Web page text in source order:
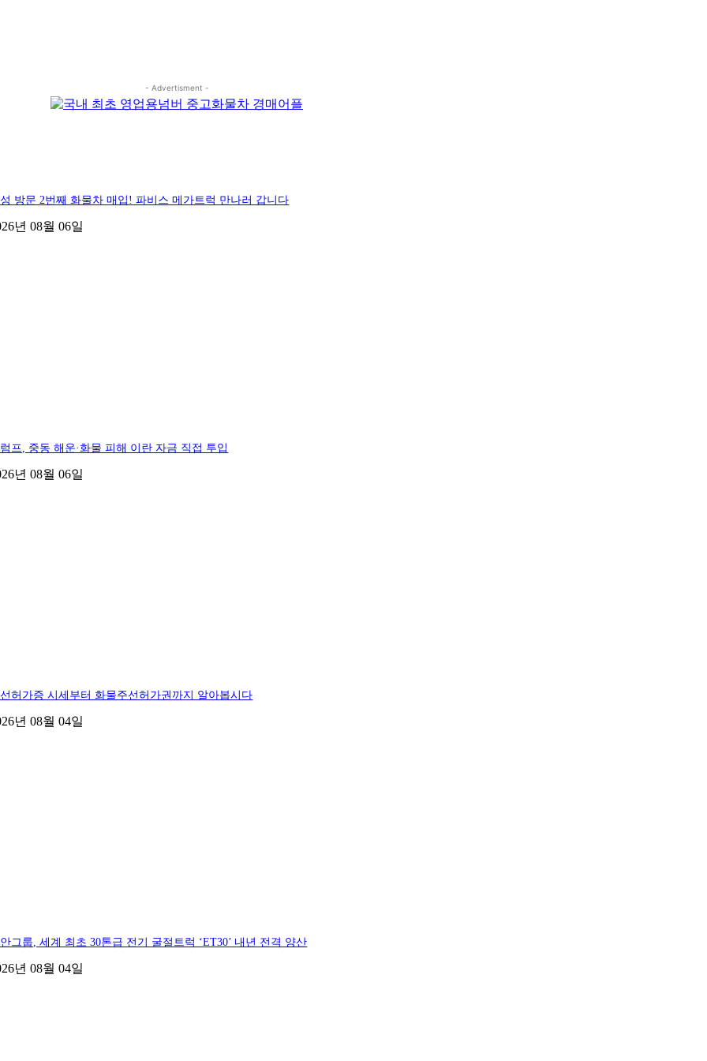
- Advertisment -
방문 2번째 화물차 매입! 파비스 메가트럭 만나러 갑니다
년 08월 06일
프, 중동 해운·화물 피해 이란 자금 직접 투입
년 08월 06일
허가증 시세부터 화물주선허가권까지 알아봅시다
년 08월 04일
그룹, 세계 최초 30톤급 전기 굴절트럭 ‘ET30’ 내년 전격 양산
년 08월 04일